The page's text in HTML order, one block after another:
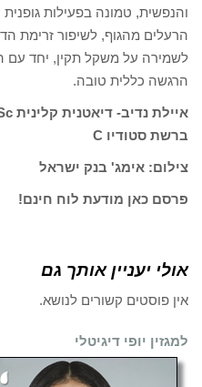
והנפשית, טמונה בפעילות
הרעלים מהגוף, לשיפור זרימת
לשמירה על משקל תקין, יחד
הרגשה כללית טובה.
ברשת סטודיו C
צילום: אימג' בנק ישראל
פרסם כאן מודעת לוח חינם!
אולי יעניין אותך גם
אין פוסטים קשורים לנושא.
למגזין יופי דיגיטלי